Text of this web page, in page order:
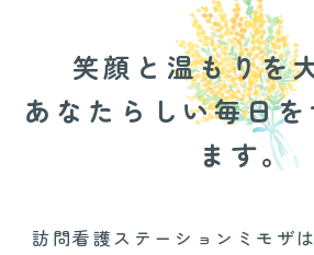
笑顔と温もりを
あなたらしい毎日
ます。
訪問看護ステーションミモザ